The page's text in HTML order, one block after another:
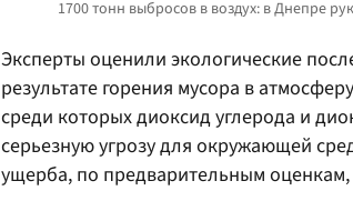
Эксперты оценили экологические
результате горения мусора в
среди которых диоксид углерода и
серьезную угрозу для окружающей
ущерба, по предварительным